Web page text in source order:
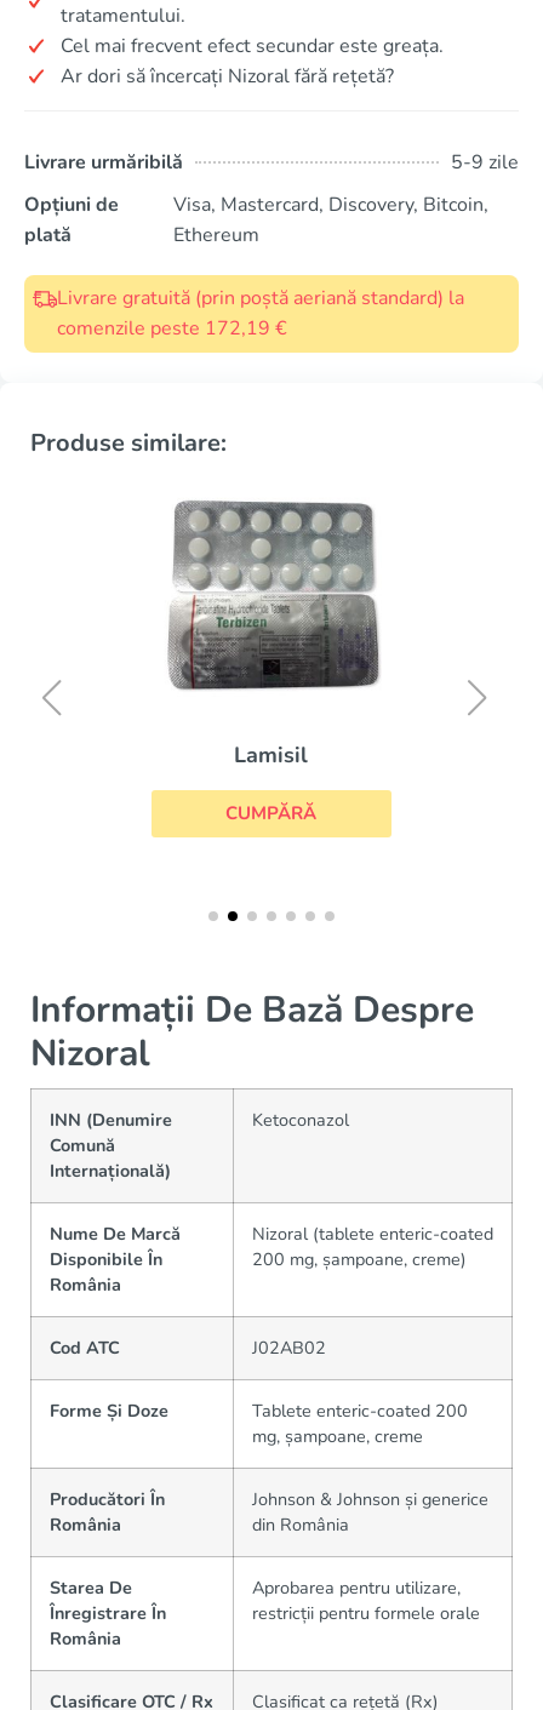
tratamentului.
Cel mai frecvent efect secundar este greața.
Ar dori să încercați Nizoral fără rețetă?
Livrare urmăribilă
5-9 zile
Opțiuni de
plată
Visa, Mastercard, Discovery, Bitcoin,
Ethereum
Livrare gratuită (prin poștă aeriană standard) la
comenzile peste 172,19 €
Produse similare:
Lamisil
CUMPĂRĂ
Informații De Bază Despre
Nizoral
INN (Denumire
Comună
Internațională)
Ketoconazol
Nume De Marcă
Disponibile În
România
Nizoral (tablete enteric-coated
200 mg, șampoane, creme)
Cod ATC J02AB02
Forme Și Doze
Tablete enteric-coated 200
mg, șampoane, creme
Producători În
România
Johnson & Johnson și generice
din România
Starea De
Înregistrare În
România
Aprobarea pentru utilizare,
restricții pentru formele orale
Clasificare OTC / Rx Clasificat ca rețetă (Rx)